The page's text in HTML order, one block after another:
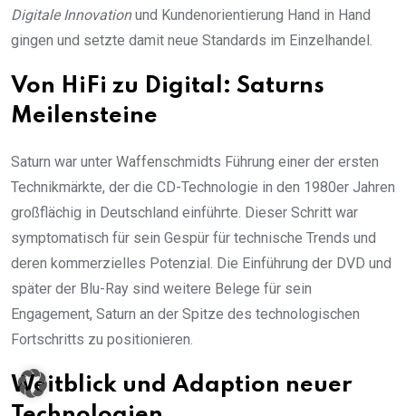
Digitale Innovationund Kundenorientierung Hand in Hand
gingen und setzte damit neue Standards im Einzelhandel.
Von HiFi zu Digital: Saturns
Meilensteine
Saturn war unter Waffenschmidts Führung einer der ersten
Technikmärkte, der die CD-Technologie in den 1980er Jahren
großflächig in Deutschland einführte. Dieser Schritt war
symptomatisch für sein Gespür für technische Trends und
deren kommerzielles Potenzial. Die Einführung der DVD und
später der Blu-Ray sind weitere Belege für sein
Engagement, Saturn an der Spitze des technologischen
Fortschritts zu positionieren.
Weitblick und Adaption neuer